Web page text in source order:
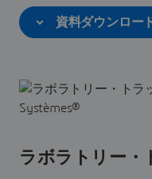
資料ダウンロー
ラボラトリー・